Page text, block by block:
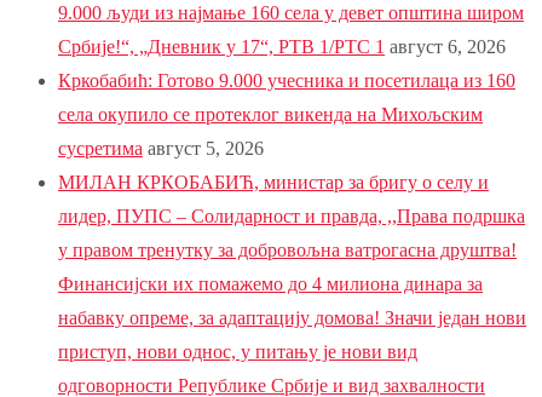
9.000 људи из најмање 160 села у девет општина широм
Србије!“, „Дневник у 17“, РТВ 1/РТС 1 август 6, 2026
Кркобабић: Готово 9.000 учесника и посетилаца из 160
села окупило се протеклог викенда на Михољским
сусретима август 5, 2026
МИЛАН КРКОБАБИЋ, министар за бригу о селу и
лидер, ПУПС – Солидарност и правда, ,,Права подршка
у правом тренутку за добровољна ватрогасна друштва!
Финансијски их помажемо до 4 милиона динара за
набавку опреме, за адаптацију домова! Значи један нови
приступ, нови однос, у питању је нови вид
одговорности Републике Србије и вид захвалности